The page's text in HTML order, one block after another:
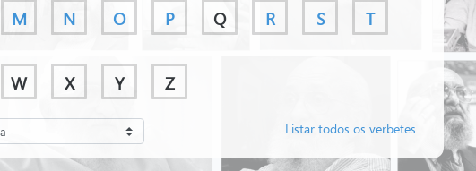
M N O P Q R S T
W X Y Z
Listar todos os verbetes